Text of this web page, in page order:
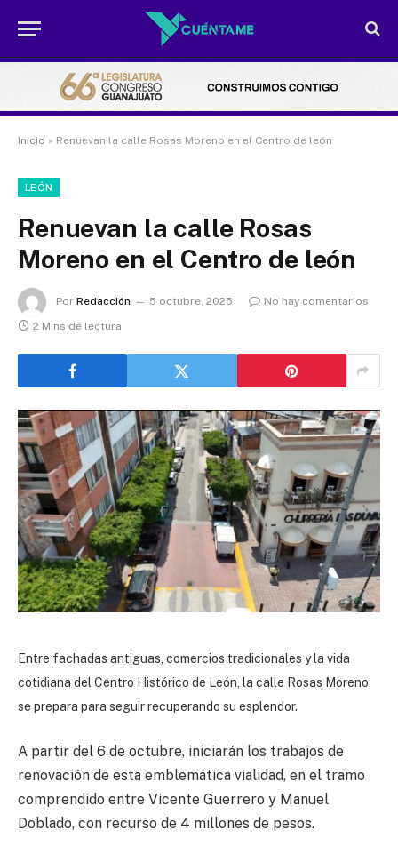
Inicio » Renuevan la calle Rosas Moreno en el Centro de león
LEÓN
Renuevan la calle Rosas
Moreno en el Centro de león
Por Redacción 5 octubre, 2025
No hay comentarios
2 Mins de lectura
Entre fachadas antiguas, comercios tradicionales y la vida
cotidiana del Centro Histórico de León, la calle Rosas Moreno
se prepara para seguir recuperando su esplendor.
A partir del 6 de octubre, iniciarán los trabajos de
renovación de esta emblemática vialidad, en el tramo
comprendido entre Vicente Guerrero y Manuel
Doblado, con recurso de 4 millones de pesos.